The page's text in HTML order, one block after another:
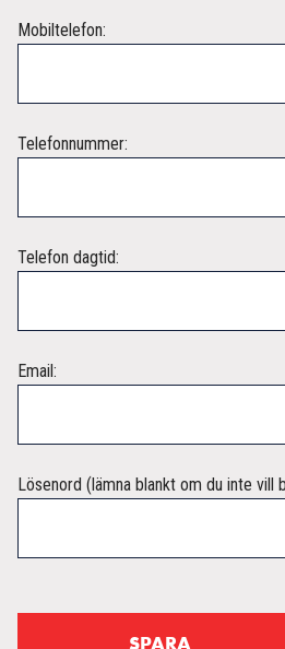
Mobiltelefon:
Telefonnummer:
Telefon dagtid:
Email:
Lösenord (lämna blankt om du inte vill